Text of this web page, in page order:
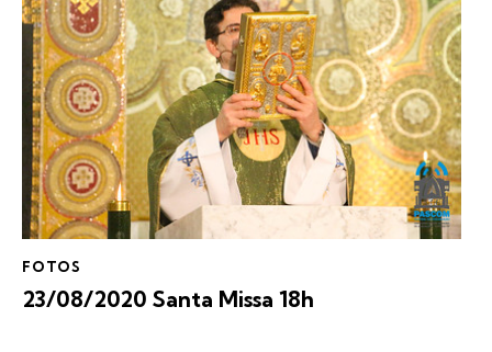
FOTOS
23/08/2020 Santa Missa 18h